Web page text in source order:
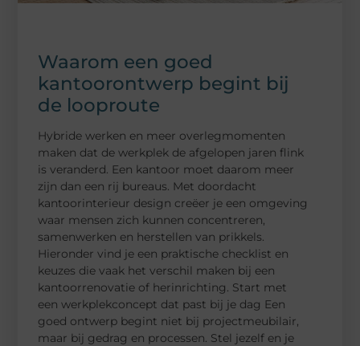
Waarom een goed
kantoorontwerp begint bij
de looproute
Hybride werken en meer overlegmomenten
maken dat de werkplek de afgelopen jaren flink
is veranderd. Een kantoor moet daarom meer
zijn dan een rij bureaus. Met doordacht
kantoorinterieur design creëer je een omgeving
waar mensen zich kunnen concentreren,
samenwerken en herstellen van prikkels.
Hieronder vind je een praktische checklist en
keuzes die vaak het verschil maken bij een
kantoorrenovatie of herinrichting. Start met
een werkplekconcept dat past bij je dag Een
goed ontwerp begint niet bij projectmeubilair,
maar bij gedrag en processen. Stel jezelf en je